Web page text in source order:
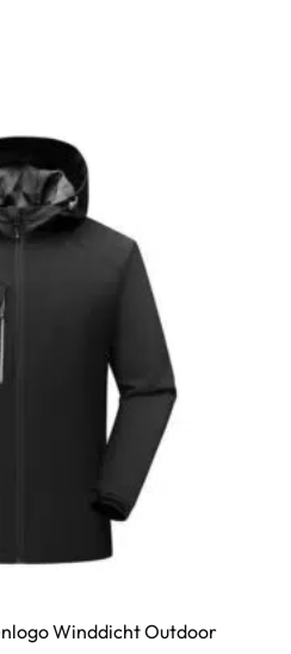
Winddicht Outdoor